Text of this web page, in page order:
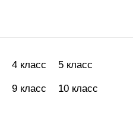
4 класс 5 класс
9 класс 10 класс